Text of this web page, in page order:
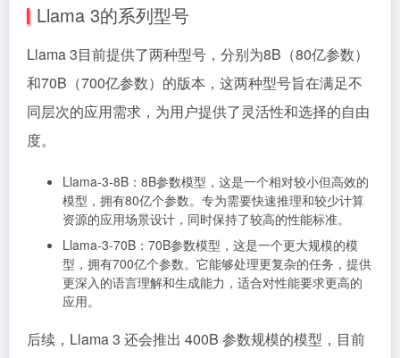
Llama 3的系列型号
Llama 3目前提供了两种型号，分别为8B（80亿参数）
和70B（700亿参数）的版本，这两种型号旨在满足不
同层次的应用需求，为用户提供了灵活性和选择的自由
度。
Llama-3-8B：8B参数模型，这是一个相对较小但高效的
模型，拥有80亿个参数。专为需要快速推理和较少计算
资源的应用场景设计，同时保持了较高的性能标准。
Llama-3-70B：70B参数模型，这是一个更大规模的模
型，拥有700亿个参数。它能够处理更复杂的任务，提供
更深入的语言理解和生成能力，适合对性能要求更高的
应用。
后续，Llama 3 还会推出 400B 参数规模的模型，目前